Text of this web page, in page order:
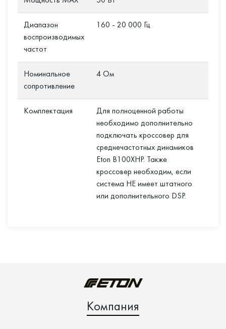
Диапазон
воспроизводимых
частот
160 - 20 000 Гц
Номинальное
сопротивление
4 Ом
Комплектация
Для полноценной работы
необходимо дополнительно
подключать кроссовер для
среднечастотных динамиков
Eton B100XHP. Также
кроссовер необходим, если
система НЕ имеет штатного
или дополнительного DSP.
Компания